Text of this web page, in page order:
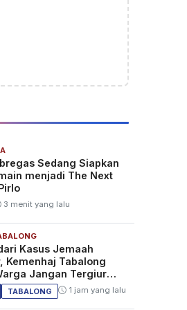
Sedang Siapkan
menjadi The Next
3 menit yang lalu
Kasus Jemaah
Kemenhaj Tabalong
Jangan Tergiur
TABALONG 1 jam yang lalu